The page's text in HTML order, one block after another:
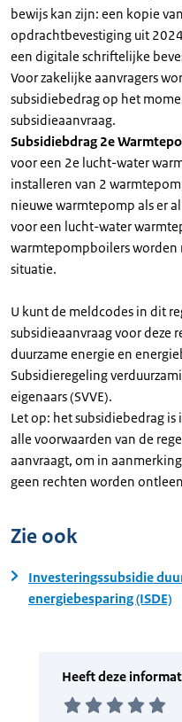
bewijs kan zijn: een kopie
opdrachtbevestiging uit
een digitale schriftelijke
Voor zakelijke aanvragers
subsidiebedrag op het
subsidieaanvraag.
Subsidiebdrag 2e
voor een 2e lucht-water
installeren van 2
nieuwe warmtepomp als er
voor een lucht-water
warmtepompboilers worden
situatie.
U kunt de meldcodes in dit
subsidieaanvraag voor deze
duurzame energie en
Subsidieregeling
eigenaars (SVVE).
Let op: het subsidiebedrag
alle voorwaarden van de
aanvraagt, om in
geen rechten worden
Zie ook
Investeringssubsidie
energiebesparing (ISDE)